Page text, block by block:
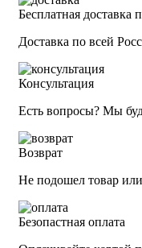
Бесплатная доставка
Доставка по всей
Консультация
Есть вопросы? Мы
Возврат
Не подошел товар
Безопастная оплата